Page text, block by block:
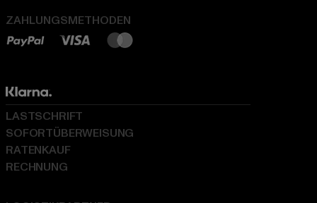
ZAHLUNGSMETHODEN
LASTSCHRIFT
SOFORTÜBERWEISUNG
RATENKAUF
RECHNUNG